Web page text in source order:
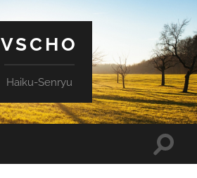
VSCHO
Haiku-Senryu